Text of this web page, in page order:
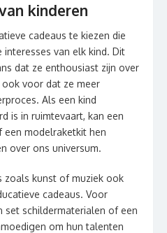
kinderen
cadeaus te kiezen die
interesses van elk kind. Dit
dat ze enthousiast zijn over
voor dat ze meer
Als een kind
is in ruimtevaart, kan een
een modelraketkit hen
over ons universum.
zoals kunst of muziek ook
cadeaus. Voor
set schildermaterialen of een
om hun talenten